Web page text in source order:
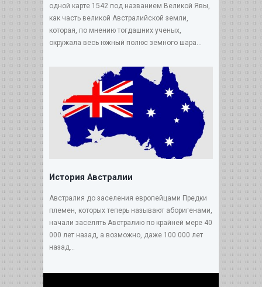
одной карте 1542 под названием Великой Явы,
как часть великой Австралийской земли,
которая, по мнению тогдашних ученых,
окружала весь южный полюс земного шара...
История Австралии
Австралия до заселения европейцами Предки
племен, которых теперь называют аборигенами,
начали заселять Австралию по крайней мере 40
000 лет назад, а возможно, даже 100 000 лет
назад...